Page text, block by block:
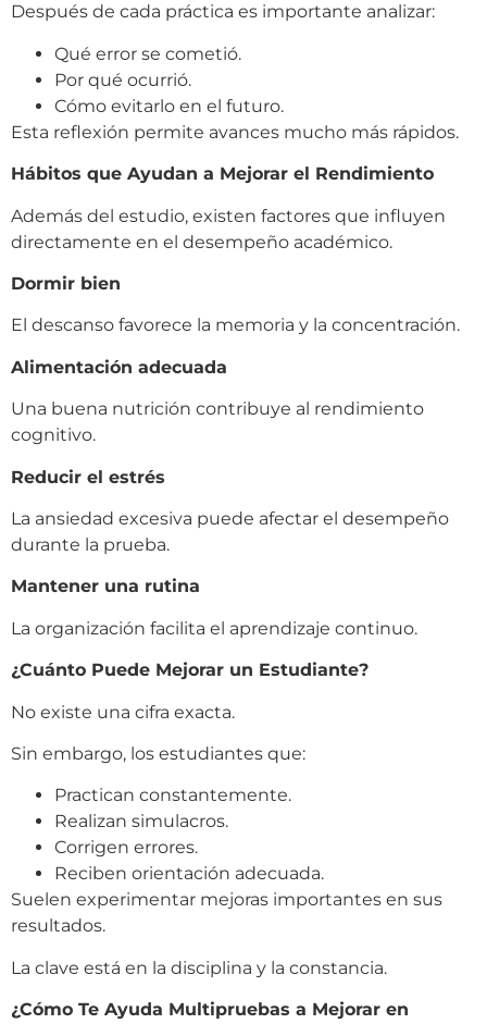
Después de cada práctica es importante analizar:
Qué error se cometió.
Por qué ocurrió.
Cómo evitarlo en el futuro.
Esta reflexión permite avances mucho más rápidos.
Hábitos que Ayudan a Mejorar el Rendimiento
Además del estudio, existen factores que influyen
directamente en el desempeño académico.
Dormir bien
El descanso favorece la memoria y la concentración.
Alimentación adecuada
Una buena nutrición contribuye al rendimiento
cognitivo.
Reducir el estrés
La ansiedad excesiva puede afectar el desempeño
durante la prueba.
Mantener una rutina
La organización facilita el aprendizaje continuo.
¿Cuánto Puede Mejorar un Estudiante?
No existe una cifra exacta.
Sin embargo, los estudiantes que:
Practican constantemente.
Realizan simulacros.
Corrigen errores.
Reciben orientación adecuada.
Suelen experimentar mejoras importantes en sus
resultados.
La clave está en la disciplina y la constancia.
¿Cómo Te Ayuda Multipruebas a Mejorar en